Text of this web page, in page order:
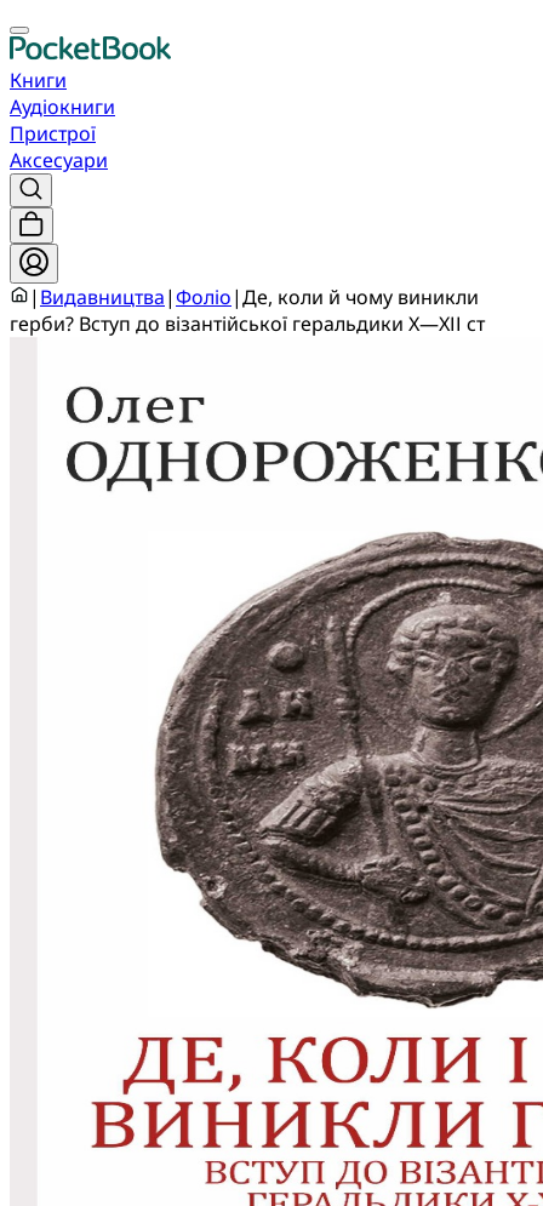
Книги
Аудіокниги
Пристрої
Аксесуари
| Видавництва|Фоліо|Де, коли й чому виникли
герби? Вступ до візантійської геральдики Х—ХІІ ст